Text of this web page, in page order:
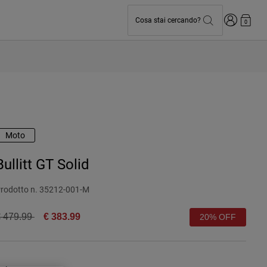
Cosa stai cercando? Accedi0
Moto
GT Solid
n. 35212-001-M
reduced from
479.99to € 383.99 20% OFF